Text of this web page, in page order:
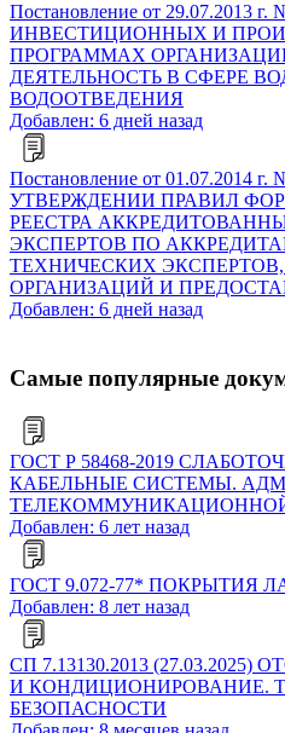
Постановление от 29.07.2013
ИНВЕСТИЦИОННЫХ И
ПРОГРАММАХ
ДЕЯТЕЛЬНОСТЬ В СФЕРЕ
ВОДООТВЕДЕНИЯ
Добавлен: 6 дней назад
Постановление от 01.07.2014
УТВЕРЖДЕНИИ ПРАВИЛ
РЕЕСТРА
ЭКСПЕРТОВ ПО
ТЕХНИЧЕСКИХ
ОРГАНИЗАЦИЙ И
Добавлен: 6 дней назад
Самые популярные
ГОСТ Р 58468-2019
КАБЕЛЬНЫЕ СИСТЕМЫ.
Добавлен: 6 лет назад
ГОСТ 9.072-77* ПОКРЫТИЯ
Добавлен: 8 лет назад
СП 7.13130.2013
И КОНДИЦИОНИРОВАНИЕ.
БЕЗОПАСНОСТИ